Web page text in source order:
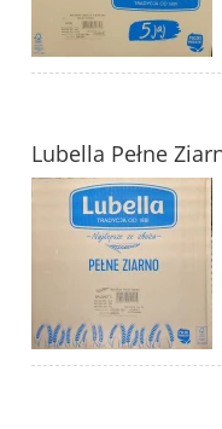
Lubella Pełne